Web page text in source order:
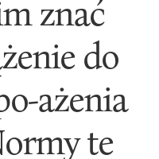
znać
do
ażenia
te